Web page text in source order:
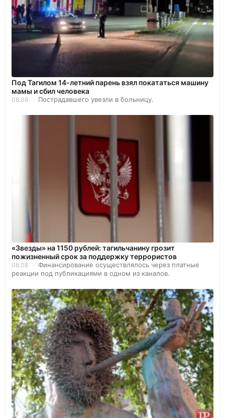
Под Тагилом 14-летний парень взял покататься машину
мамы и сбил человека
08.08 Пострадавшего увезли в больницу.
«Звезды» на 1150 рублей: тагильчанину грозит
пожизненный срок за поддержку террористов
08.08
Финансирование осуществлялось через платные
реакции под публикациями в одном из каналов.